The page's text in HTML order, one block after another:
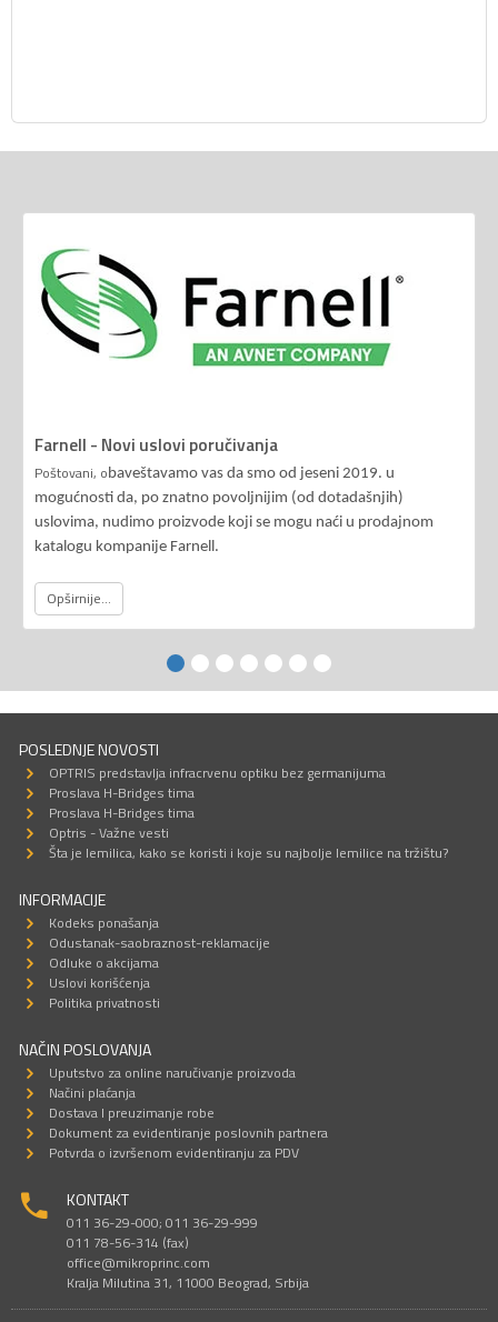
Farnell - Novi uslovi poručivanja
Poštovani, obaveštavamo vas da smo od jeseni 2019. u
mogućnosti da, po znatno povoljnijim (od dotadašnjih)
uslovima, nudimo proizvode koji se mogu naći u prodajnom
katalogu kompanije Farnell.
Opširnije...
POSLEDNJE NOVOSTI
OPTRIS predstavlja infracrvenu optiku bez germanijuma
Proslava H-Bridges tima
Proslava H-Bridges tima
Optris - Važne vesti
Šta je lemilica, kako se koristi i koje su najbolje lemilice na tržištu?
INFORMACIJE
Kodeks ponašanja
Odustanak-saobraznost-reklamacije
Odluke o akcijama
Uslovi korišćenja
Politika privatnosti
NAČIN POSLOVANJA
Uputstvo za online naručivanje proizvoda
Načini plaćanja
Dostava I preuzimanje robe
Dokument za evidentiranje poslovnih partnera
Potvrda o izvršenom evidentiranju za PDV
KONTAKT
011 36-29-000; 011 36-29-999
011 78-56-314 (fax)
office@mikroprinc.com
Kralja Milutina 31, 11000 Beograd, Srbija